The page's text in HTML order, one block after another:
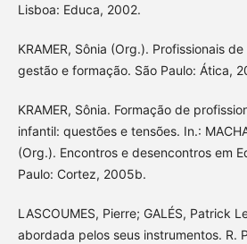
Lisboa: Educa, 2002.
KRAMER, Sônia (Org.). Profissionais
gestão e formação. São Paulo: Ática,
KRAMER, Sônia. Formação de
infantil: questões e tensões. In.:
(Org.). Encontros e desencontros em
Paulo: Cortez, 2005b.
LASCOUMES, Pierre; GALÉS, Patrick
abordada pelos seus instrumentos. R.